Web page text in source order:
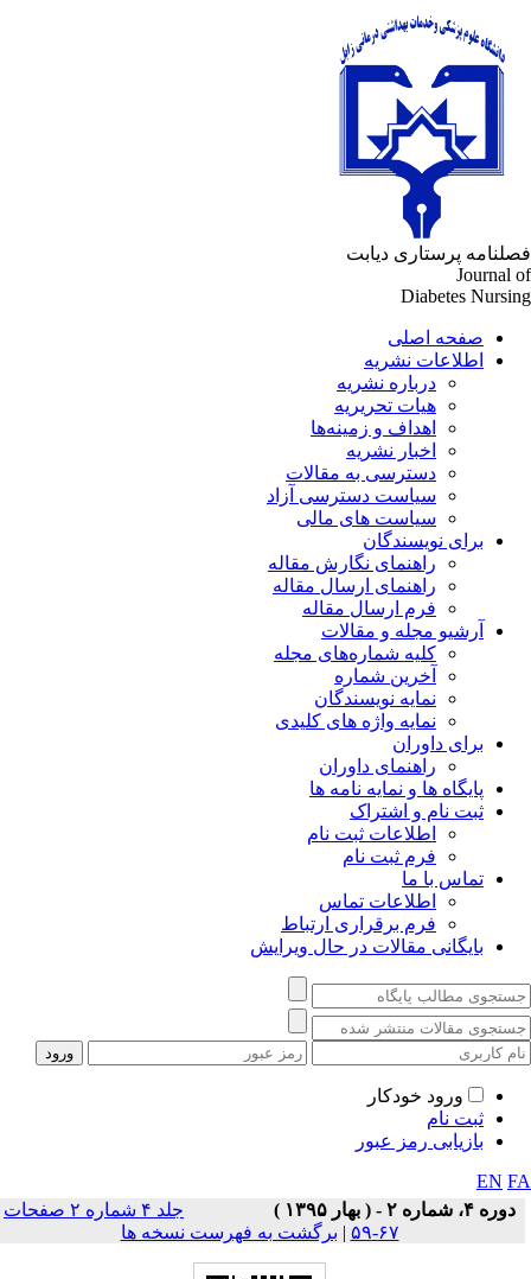
پرستاری دیابت
Journal
Diabetes
صفحه اصلی
اطلاعات نشریه
درباره نشریه
هیات تحریریه
اهداف و زمینه‌ها
اخبار نشریه
دسترسی به مقالات
سیاست دسترسی آزاد
سیاست های مالی
برای نویسندگان
راهنمای نگارش مقاله
راهنمای ارسال مقاله
فرم ارسال مقاله
آرشیو مجله و مقالات
کلیه شماره‌های مجله
آخرین شماره
نمایه نویسندگان
نمایه واژه های کلیدی
برای داوران
راهنمای داوران
پایگاه ها و نمایه نامه ها
ثبت نام و اشتراک
اطلاعات ثبت نام
فرم ثبت نام
تماس با ما
اطلاعات تماس
فرم برقراری ارتباط
بایگانی مقالات در حال ویرایش
ورود خودکار
ثبت نام
بازیابی رمز عبور
EN
دوره ۴، شماره ۲ - ( بهار ۱۳۹۵ )
جلد ۴ شماره ۲ صفحات
۶۷-۵۹
| برگشت به فهرست نسخه ها